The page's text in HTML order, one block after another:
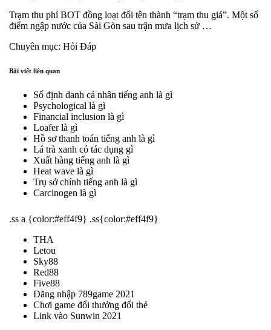
Trạm thu phí BOT đồng loạt đổi tên thành “trạm thu giá”. Một số
điểm ngập nước của Sài Gòn sau trận mưa lịch sử …
Chuyên mục: Hỏi Đáp
Bài viết liên quan
Số định danh cá nhân tiếng anh là gì
Psychological là gì
Financial inclusion là gì
Loafer là gì
Hồ sơ thanh toán tiếng anh là gì
Lá trà xanh có tác dụng gì
Xuất hàng tiếng anh là gì
Heat wave là gì
Trụ sở chính tiếng anh là gì
Carcinogen là gì
.ss a {color:#eff4f9} .ss{color:#eff4f9}
THA
Letou
Sky88
Red88
Five88
Đăng nhập 789game 2021
Chơi game đổi thưởng đổi thẻ
Link vào Sunwin 2021